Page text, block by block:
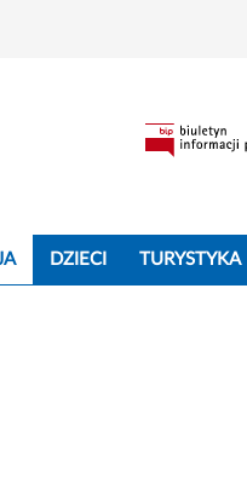
DZIECI TURYSTYKA